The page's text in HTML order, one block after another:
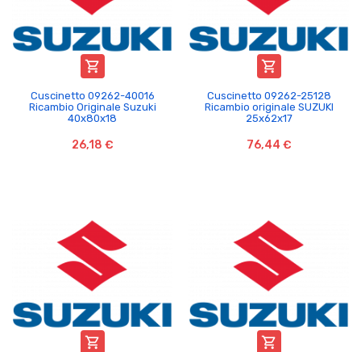

Cuscinetto 09262-40016
Ricambio Originale Suzuki
40x80x18
26,18 €

Cuscinetto 09262-25128
Ricambio originale SUZUKI
25x62x17
76,44 €
 